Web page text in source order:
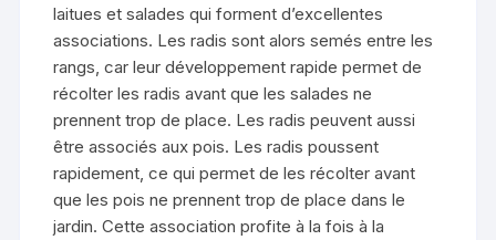
laitues et salades qui forment d’excellentes
associations. Les radis sont alors semés entre les
rangs, car leur développement rapide permet de
récolter les radis avant que les salades ne
prennent trop de place. Les radis peuvent aussi
être associés aux pois. Les radis poussent
rapidement, ce qui permet de les récolter avant
que les pois ne prennent trop de place dans le
jardin. Cette association profite à la fois à la